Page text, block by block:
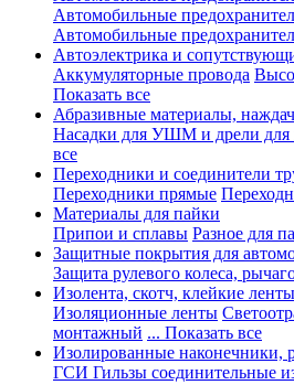
Автомобильные
Автомобильные
Автоэлектрика и
Аккумуляторные провода
Показать все
Абразивные материалы,
Насадки для УШМ и дрели для
все
Переходники и соединители
Переходники прямые
Материалы для пайки
Припои и сплавы Разное для
Защитные покрытия для
Защита рулевого колеса,
Изолента, скотч, клейкие
Изоляционные ленты
монтажный ... Показать все
Изолированные наконечники,
ГСИ Гильзы соединительные